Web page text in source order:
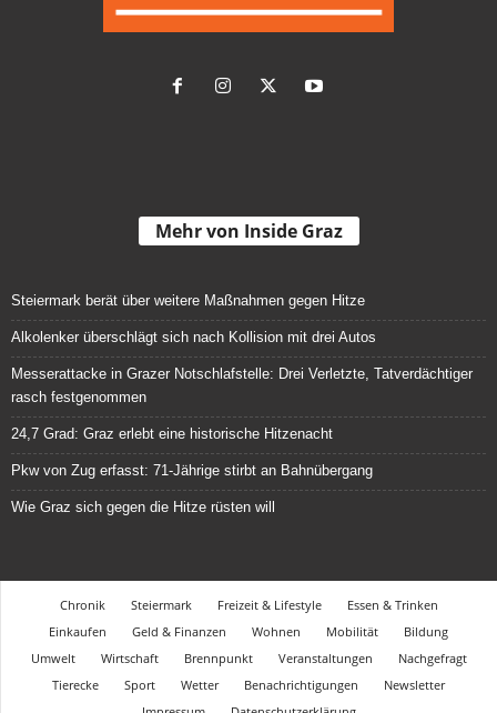
Mehr von Inside Graz
Steiermark berät über weitere Maßnahmen gegen Hitze
Alkolenker überschlägt sich nach Kollision mit drei Autos
Messerattacke in Grazer Notschlafstelle: Drei Verletzte, Tatverdächtiger
rasch festgenommen
24,7 Grad: Graz erlebt eine historische Hitzenacht
Pkw von Zug erfasst: 71-Jährige stirbt an Bahnübergang
Wie Graz sich gegen die Hitze rüsten will
Chronik Steiermark Freizeit & Lifestyle
Essen & Trinken
Einkaufen
Geld & Finanzen Wohnen Mobilität
Bildung
Umwelt
Wirtschaft Brennpunkt Veranstaltungen
Nachgefragt
Tierecke
Sport Wetter Benachrichtigungen
Newsletter